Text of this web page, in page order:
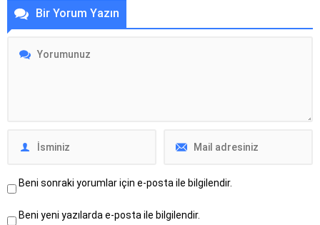
Tumblr hesabı açarken nelere
dikkat edilmelidir? Tumblr
üzerinden kişisel profil nasıl
oluşturabilirim? Tumblr hesap
adımları...
Bir Yorum Yazın
Beni sonraki yorumlar için e-posta ile bilgilendir.
Beni yeni yazılarda e-posta ile bilgilendir.